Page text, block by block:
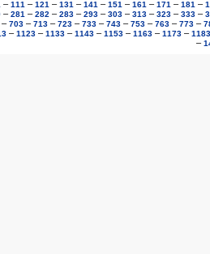
– 111 – 121 – 131 – 141 – 151 – 161 – 171 – 181 –
– 281 – 282 – 283– 293– 303– 313– 323– 333–
– 703 – 713 – 723 – 733 – 743 – 753 – 763 – 773 –
– 1123 – 1133 – 1143 – 1153 – 1163 – 1173 – 1183
–